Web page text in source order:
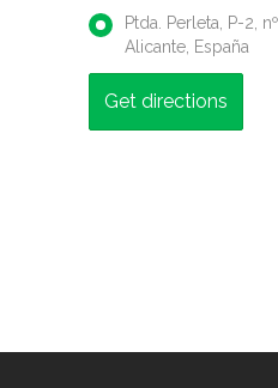
Ptda. Perleta, P-2,
Alicante, España